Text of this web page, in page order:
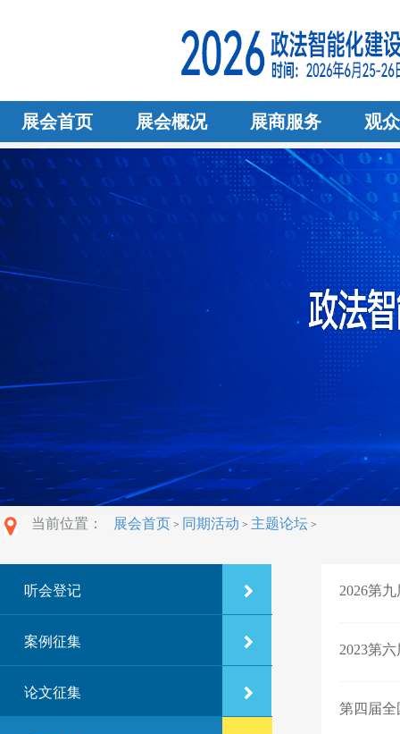
展会首页 展会概况 展商服务 观
当前位置： 展会首页 > 同期活动 > 主题论坛 >
听会登记
案例征集
论文征集
2026第
2023第
第四届全